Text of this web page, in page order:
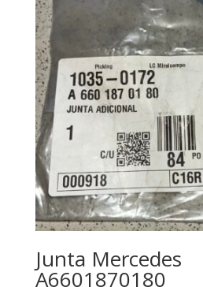
Junta Mercedes
A6601870180